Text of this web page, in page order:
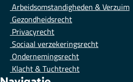
Arbeidsomstandigheden & Verzuim
Gezondheidsrecht
Privacyrecht
Sociaal verzekeringsrecht
Ondernemingsrecht
Klacht & Tuchtrecht